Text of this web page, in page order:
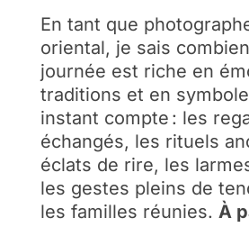
En tant que
oriental, je sais
journée est riche en
traditions et en
instant compte : les
échangés, les rituels
éclats de rire, les
les gestes pleins de
les familles réunies. À